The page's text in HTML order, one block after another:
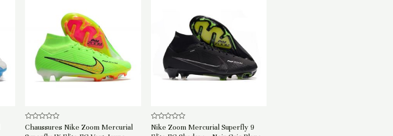
Note
0
Chaussures Nike Zoom Mercurial
Note
0
Nike Zoom Mercurial Superfly 9